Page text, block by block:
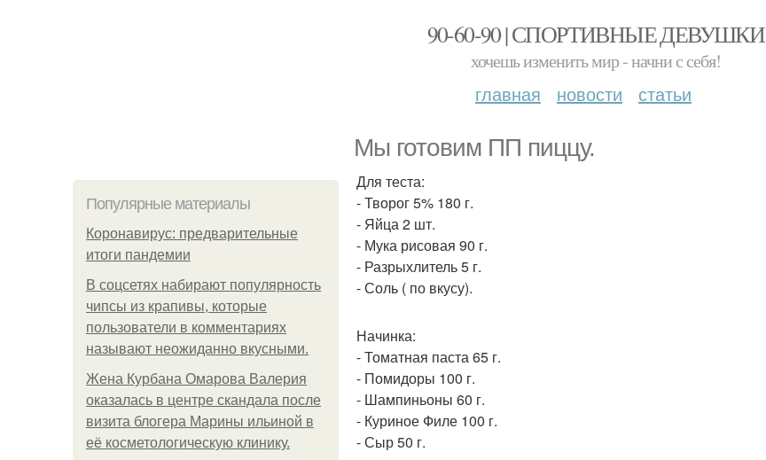
90-60-90 | СПОРТИВНЫЕ ДЕВУШКИ
хочешь изменить мир - начни с себя!
главная новости статьи
Мы готовим ПП пиццу.
Популярные материалы
Коронавирус: предварительные
итоги пандемии
В соцсетях набирают популярность
чипсы из крапивы, которые
пользователи в комментариях
называют неожиданно вкусными.
Жена Курбана Омарова Валерия
оказалась в центре скандала после
визита блогера Марины ильиной в
её косметологическую клинику.
Для теста:
- Творог 5% 180 г.
- Яйца 2 шт.
- Мука рисовая 90 г.
- Разрыхлитель 5 г.
- Соль ( по вкусу).
Начинка:
- Томатная паста 65 г.
- Помидоры 100 г.
- Шампиньоны 60 г.
- Куриное Филе 100 г.
- Сыр 50 г.